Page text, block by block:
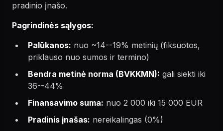
pradinio įnašo.
Pagrindinės sąlygos:
Palūkanos: nuo ~14--19% metinių (fiksuotos,
priklauso nuo sumos ir termino)
Bendra metinė norma (BVKKMN): gali siekti iki
36--44%
Finansavimo suma: nuo 2 000 iki 15 000 EUR
Pradinis įnašas: nereikalingas (0%)